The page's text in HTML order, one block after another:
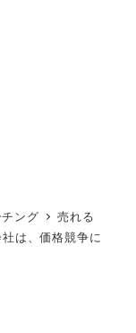
ング
売れる
は、価格競争に